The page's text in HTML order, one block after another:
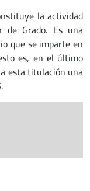
la actividad
de Grado. Es una
que se imparte en
es, en el último
esta titulación una